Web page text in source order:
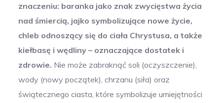
znaczeniu: baranka jako znak zwycięstwa życia
nad śmiercią, jajko symbolizujące nowe życie,
chleb odnoszący się do ciała Chrystusa, a także
kiełbasę i wędliny – oznaczające dostatek i
zdrowie. Nie może zabraknąć soli (oczyszczenie),
wody (nowy początek), chrzanu (siła) oraz
świątecznego ciasta, które symbolizuje umiejętności